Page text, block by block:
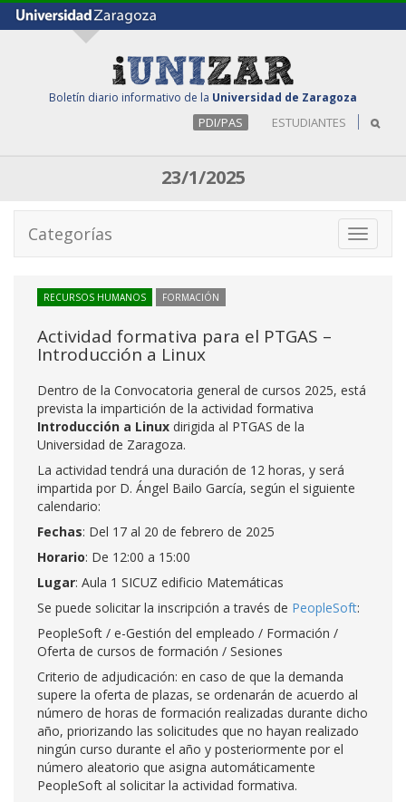
Boletín diario informativo de la Universidad de Zaragoza
PDI/PAS ESTUDIANTES
23/1/2025
Toggle
Categorías
RECURSOS HUMANOS FORMACIÓN
Actividad formativa para el PTGAS –
Introducción a Linux
Dentro de la Convocatoria general de cursos 2025, está
prevista la impartición de la actividad formativa
Introducción a Linux dirigida al PTGAS de la
Universidad de Zaragoza.
La actividad tendrá una duración de 12 horas, y será
impartida por D. Ángel Bailo García, según el siguiente
calendario:
Fechas: Del 17 al 20 de febrero de 2025
Horario: De 12:00 a 15:00
Lugar: Aula 1 SICUZ edificio Matemáticas
Se puede solicitar la inscripción a través de PeopleSoft:
PeopleSoft / e-Gestión del empleado / Formación /
Oferta de cursos de formación / Sesiones
Criterio de adjudicación: en caso de que la demanda
supere la oferta de plazas, se ordenarán de acuerdo al
número de horas de formación realizadas durante dicho
año, priorizando las solicitudes que no hayan realizado
ningún curso durante el año y posteriormente por el
número aleatorio que asigna automáticamente
PeopleSoft al solicitar la actividad formativa.